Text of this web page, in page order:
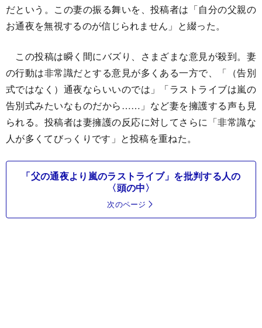
だという。この妻の振る舞いを、投稿者は「自分の父親の
お通夜を無視するのが信じられません」と綴った。
この投稿は瞬く間にバズり、さまざまな意見が殺到。妻
の行動は非常識だとする意見が多くある一方で、「（告別
式ではなく）通夜ならいいのでは」「ラストライブは嵐の
告別式みたいなものだから……」など妻を擁護する声も見
られる。投稿者は妻擁護の反応に対してさらに「非常識な
人が多くてびっくりです」と投稿を重ねた。
「父の通夜より嵐のラストライブ」を批判する人の
〈頭の中〉
次のページ